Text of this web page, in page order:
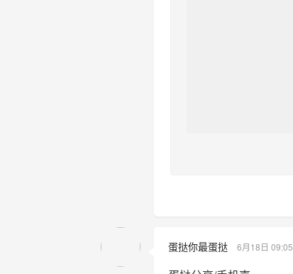
蛋挞你最蛋挞 6月18日 09:05